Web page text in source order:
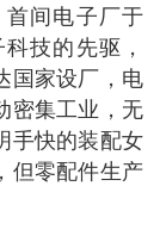
间电子厂于
技的先驱，
国家设厂，电
密集工业，无
手快的装配女
但零配件生产